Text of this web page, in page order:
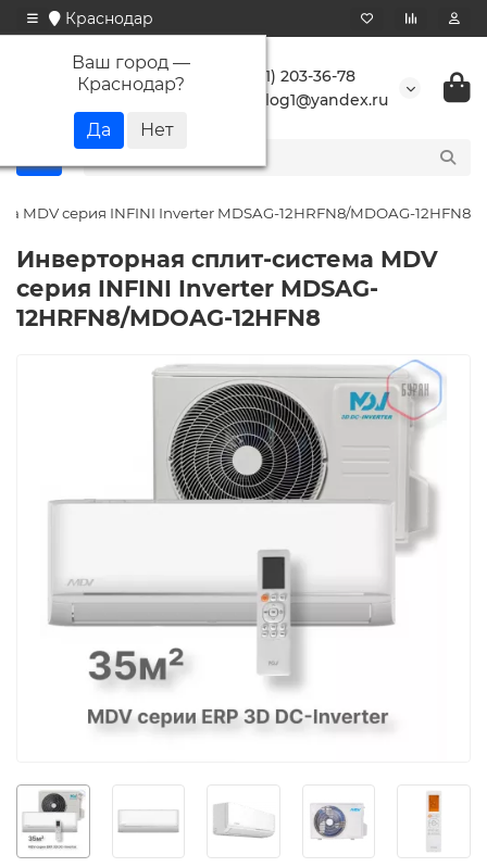
Краснодар
Ваш город —
Краснодар?
+7 (861) 203-36-78
buranlog1@yandex.ru
MDV серия INFINI Inverter MDSAG-12HRFN8/MDOAG-12HFN8
Инверторная сплит-система MDV
серия INFINI Inverter MDSAG-
12HRFN8/MDOAG-12HFN8